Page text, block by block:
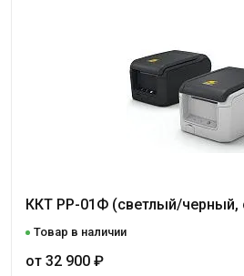
ККТ РР-01Ф (светлый/черный,
Товар в наличии
от 32 900 ₽